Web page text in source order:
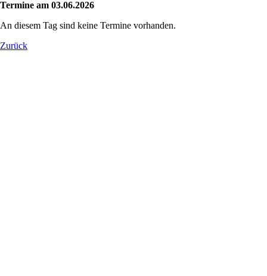
Termine am 03.06.2026
An diesem Tag sind keine Termine vorhanden.
Zurück